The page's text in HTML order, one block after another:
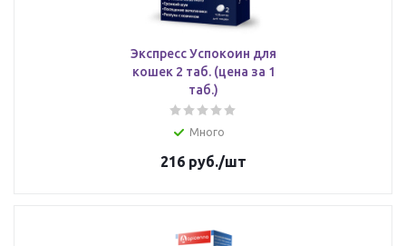
Экспресс Успокоин для
кошек 2 таб. (цена за 1
таб.)
Много
216 руб./шт